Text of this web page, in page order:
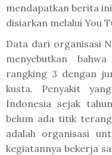
mendapatkan berita
disiarkan melalui You
Data dari organisasi
menyebutkan
rangking 3 dengan
kusta. Penyakit
Indonesia sejak
belum ada titik
adalah organisasi
kegiatannya bekerja